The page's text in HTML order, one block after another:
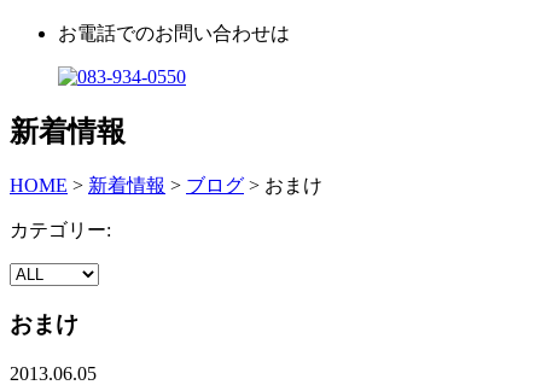
お電話でのお問い合わせは
新着情報
HOME > 新着情報 > ブログ > おまけ
カテゴリー:
おまけ
2013.06.05